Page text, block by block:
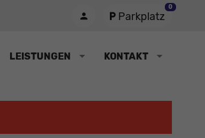
Parkplatz
0
LEISTUNGEN KONTAKT